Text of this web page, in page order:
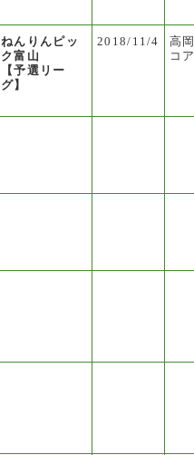
ねんりんピッ
ク富山
【予選リー
グ】
2018/11/4
高岡
コア